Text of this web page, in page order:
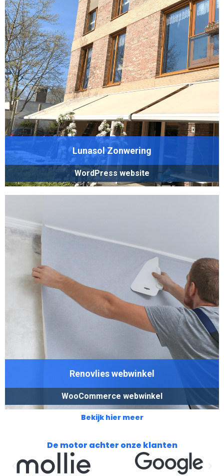
Lunasol Zonwering
WordPress website
Renovlies webwinkel
WooCommerce webwinkel
Bekijk hier meer
De motor achter onze klanten